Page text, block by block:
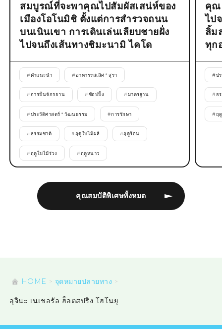
คุณสมบัติพิเศษทั้งหมด
สมบูรณ์ที่จะพาคุณไปสัมผัสเสน่ห์ของ
เมืองโอโนมิชิ ตั้งแต่การสำรวจถนน
บนเนินเขา การเดินเล่นเลียบชายฝั่ง
ไปจนถึงเส้นทางชิมะนามิ ไคโด
#คำแนะนำ # อาหารรสเลิศ * สุรา
#การปั่นจักรยาน #ช้อปปิ้ง #มาตรฐาน
#ประวัติศาสตร์ * วัฒนธรรม #การรักษา
#ธรรมชาติ #ฤดูใบไม้ผลิ #ฤดูร้อน
#ฤดูใบไม้ร่วง #ฤดูหนาว
คุณ
ไป
ลิ้ม
ทุก
#ป
#ธ
#ฤ
HOME จุดหมายปลายทาง
อุจินะ เนเชอรัล ฮ็อตสปริง โฮโนยุ